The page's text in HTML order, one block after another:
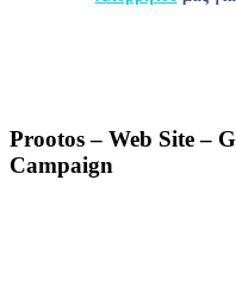
Prootos – Web Site –
Campaign